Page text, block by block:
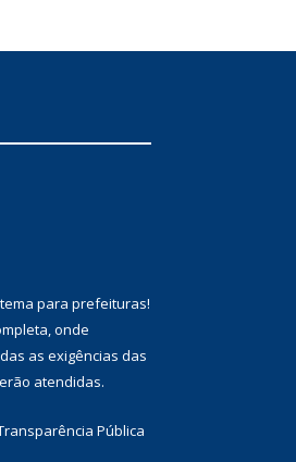
para prefeituras!
onde
as exigências das
atendidas.
Pública